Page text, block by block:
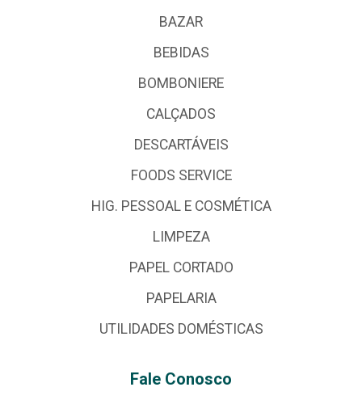
BAZAR
BEBIDAS
BOMBONIERE
CALÇADOS
DESCARTÁVEIS
FOODS SERVICE
HIG. PESSOAL E COSMÉTICA
LIMPEZA
PAPEL CORTADO
PAPELARIA
UTILIDADES DOMÉSTICAS
Fale Conosco